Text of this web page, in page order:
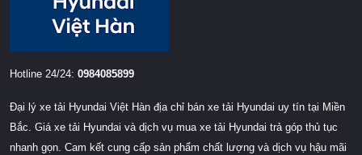
Hotline 24/24: 0984085899
Đại lý xe tải Hyundai Việt Hàn địa chỉ bán xe tải Hyundai uy tín tại Miền
Bắc. Giá xe tải Hyundai và dịch vụ mua xe tải Hyundai trả góp thủ tục
nhanh gọn. Cam kết cung cấp sản phẩm chất lượng và dịch vụ hậu mãi